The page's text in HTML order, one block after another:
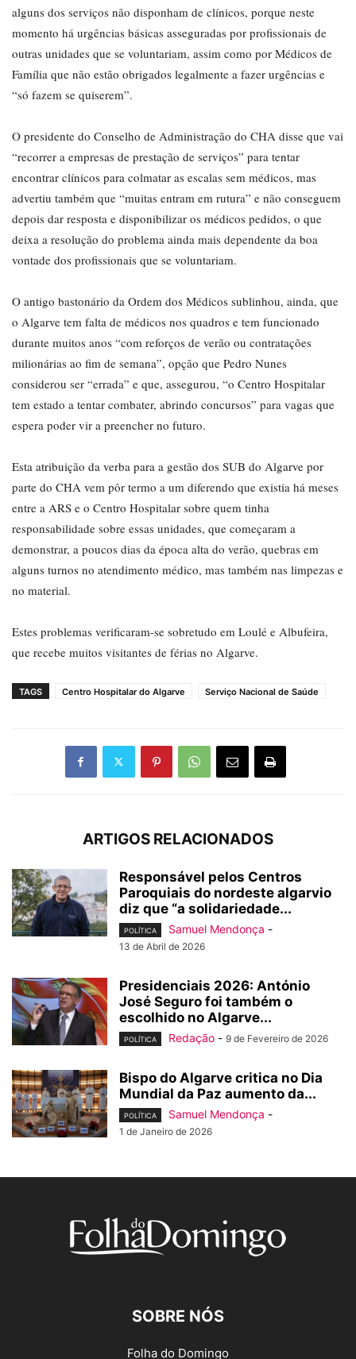
alguns dos serviços não disponham de clínicos, porque neste
momento há urgências básicas asseguradas por profissionais de
outras unidades que se voluntariam, assim como por Médicos de
Família que não estão obrigados legalmente a fazer urgências e
“só fazem se quiserem”.
O presidente do Conselho de Administração do CHA disse que vai
“recorrer a empresas de prestação de serviços” para tentar
encontrar clínicos para colmatar as escalas sem médicos, mas
advertiu também que “muitas entram em rutura” e não conseguem
depois dar resposta e disponibilizar os médicos pedidos, o que
deixa a resolução do problema ainda mais dependente da boa
vontade dos profissionais que se voluntariam.
O antigo bastonário da Ordem dos Médicos sublinhou, ainda, que
o Algarve tem falta de médicos nos quadros e tem funcionado
durante muitos anos “com reforços de verão ou contratações
milionárias ao fim de semana”, opção que Pedro Nunes
considerou ser “errada” e que, assegurou, “o Centro Hospitalar
tem estado a tentar combater, abrindo concursos” para vagas que
espera poder vir a preencher no futuro.
Esta atribuição da verba para a gestão dos SUB do Algarve por
parte do CHA vem pôr termo a um diferendo que existia há meses
entre a ARS e o Centro Hospitalar sobre quem tinha
responsabilidade sobre essas unidades, que começaram a
demonstrar, a poucos dias da época alta do verão, quebras em
alguns turnos no atendimento médico, mas também nas limpezas e
no material.
Estes problemas verificaram-se sobretudo em Loulé e Albufeira,
que recebe muitos visitantes de férias no Algarve.
TAGS Centro Hospitalar do Algarve Serviço Nacional de Saúde
ARTIGOS RELACIONADOS
Responsável pelos Centros
Paroquiais do nordeste algarvio
diz que “a solidariedade...
POLÍTICA Samuel Mendonça -
13 de Abril de 2026
Presidenciais 2026: António
José Seguro foi também o
escolhido no Algarve...
POLÍTICA Redação - 9 de Fevereiro de 2026
Bispo do Algarve critica no Dia
Mundial da Paz aumento da...
POLÍTICA Samuel Mendonça -
1 de Janeiro de 2026
SOBRE NÓS
Folha do Domingo